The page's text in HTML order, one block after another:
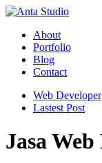
About
Portfolio
Blog
Contact
Web Developer
Lastest Post
Jasa